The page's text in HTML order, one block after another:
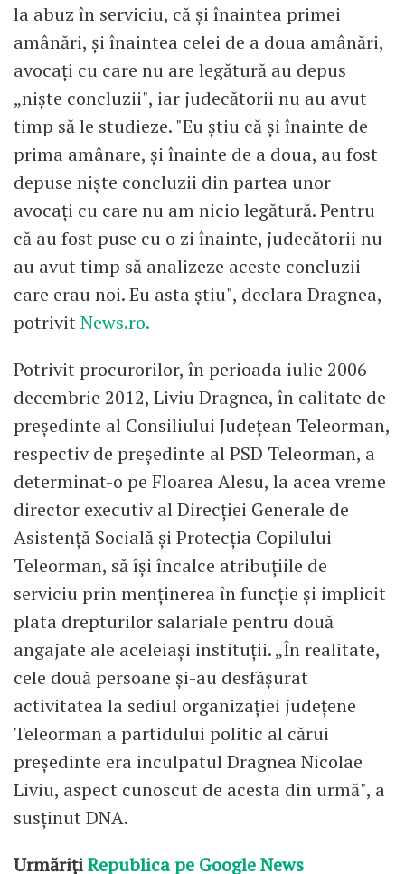
la abuz în serviciu, că şi înaintea primei
amânări, şi înaintea celei de a doua amânări,
avocaţi cu care nu are legătură au depus
„nişte concluzii", iar judecătorii nu au avut
timp să le studieze. "Eu ştiu că şi înainte de
prima amânare, şi înainte de a doua, au fost
depuse nişte concluzii din partea unor
avocaţi cu care nu am nicio legătură. Pentru
că au fost puse cu o zi înainte, judecătorii nu
au avut timp să analizeze aceste concluzii
care erau noi. Eu asta ştiu", declara Dragnea,
potrivit News.ro.
Potrivit procurorilor, în perioada iulie 2006 -
decembrie 2012, Liviu Dragnea, în calitate de
preşedinte al Consiliului Judeţean Teleorman,
respectiv de preşedinte al PSD Teleorman, a
determinat-o pe Floarea Alesu, la acea vreme
director executiv al Direcţiei Generale de
Asistenţă Socială şi Protecţia Copilului
Teleorman, să îşi încalce atribuţiile de
serviciu prin menţinerea în funcţie şi implicit
plata drepturilor salariale pentru două
angajate ale aceleiaşi instituţii. „În realitate,
cele două persoane şi-au desfăşurat
activitatea la sediul organizaţiei judeţene
Teleorman a partidului politic al cărui
preşedinte era inculpatul Dragnea Nicolae
Liviu, aspect cunoscut de acesta din urmă", a
susţinut DNA.
UrmărițiRepublica pe Google News